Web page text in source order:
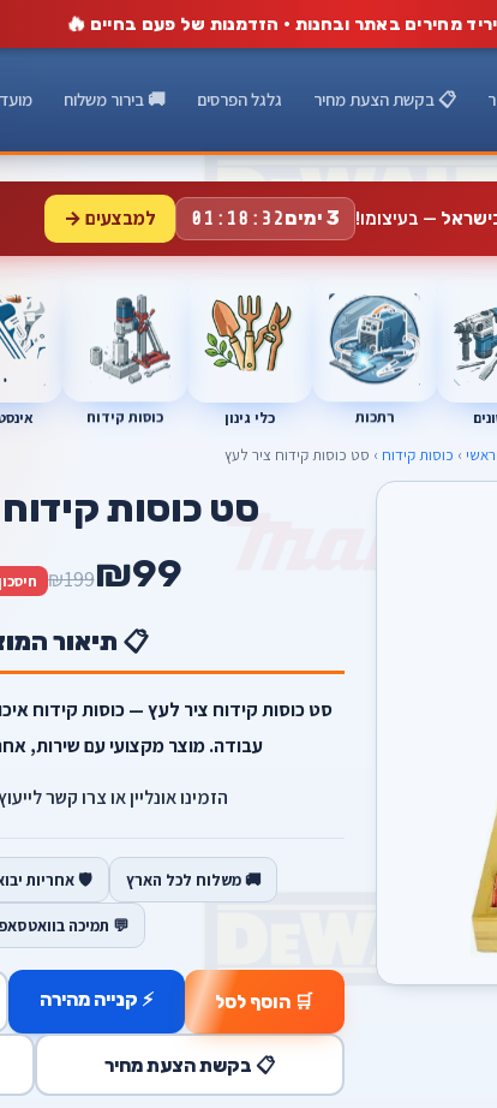
מחירים באתר ובחנות · הזדמנות של פעם בחיים 🔥
📋 בקשת הצעת מחיר גלגל הפרסים 🚚 בירור משלוח
— בעיצומו! 3 ימים 01:18:31 למבצעים →
רתכות כלי גינון כוסות קידוח
ראשי › כוסות קידוח › סט כוסות קידוח ציר לעץ
סט כוסות
₪99
₪199 חיסכון
📋 תיאור
סט כוסות קידוח ציר לעץ — כוסות קידוח
עבודה. מוצר מקצועי עם שירות,
הזמינו אונליין או צרו קשר
🚚 משלוח לכל הארץ 🛡️ אחריות
💬 תמיכה בוואטסאפ
🛒 הוסף לסל ⚡ קנייה מהירה
📋 בקשת הצעת מחיר